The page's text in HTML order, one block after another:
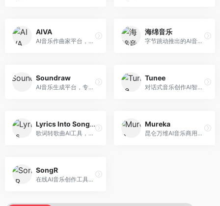
AIVA
AI音乐作曲家平台，专注于古典和影视配乐创作。面向影视制作人和游戏开发者，提供原创音乐生成、配乐定制等服务，音乐风格专业，适合影视游戏配乐。
海绵音乐
字节跳动推出的AI音乐创作平台，支持多风格音乐生成。面向内容创作者和音乐爱好者，提供歌词创作、旋律生成、编曲制作等服务，创作效率高，适合短视频配乐。
Soundraw
AI音乐生成平台，专注于免版税音乐创作。面向视频创作者和内容制作者，提供背景音乐生成、音乐定制等服务，音乐版权清晰，适合视频配乐场景。
Tunee
对话式音乐创作AI智能体，支持自然语言交互创作。面向音乐爱好者，通过对话方式完成音乐创作，交互体验友好，创作过程直观。
Lyrics Into Song AI
歌词转歌曲AI工具，支持将歌词转化为完整歌曲。面向歌词创作者和音乐爱好者，提供歌词谱曲、编曲制作等服务，歌词音乐化效率高。
Mureka
昆仑万维AI音乐商用创作平台，专注于商业音乐授权。面向企业和商业用户，提供版权音乐生成、商用授权等服务，音乐版权清晰，商业应用安全。
SongR
在线AI音乐创作工具，支持歌词与旋律一体化生成。面向内容创作者和音乐爱好者，提供歌词创作、旋律生成、音乐制作等服务，操作简便，创作速度快。